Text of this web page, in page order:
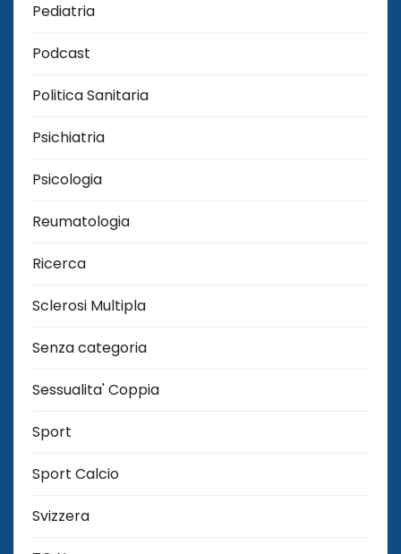
Pediatria
Podcast
Politica Sanitaria
Psichiatria
Psicologia
Reumatologia
Ricerca
Sclerosi Multipla
Senza categoria
Sessualita' Coppia
Sport
Sport Calcio
Svizzera